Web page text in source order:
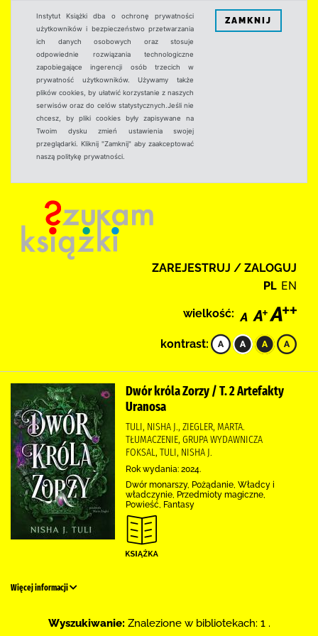
Instytut Książki dba o ochronę prywatności
użytkowników i bezpieczeństwo przetwarzania
ich danych osobowych oraz stosuje
odpowiednie rozwiązania technologiczne
zapobiegające ingerencji osób trzecich w
prywatność użytkowników. Używamy także
plików cookies, by ułatwić korzystanie z naszych
serwisów oraz do celów statystycznych.Jeśli nie
chcesz, by pliki cookies były zapisywane na
Twoim dysku zmień ustawienia swojej
przeglądarki. Kliknij "Zamknij" aby zaakceptować
naszą politykę prywatności.
ZAMKNIJ
ZAREJESTRUJ / ZALOGUJ
PL EN
wielkość:
kontrast:
Dwór króla Zorzy / T. 2 Artefakty
Uranosa
TULI, NISHA J., ZIEGLER, MARTA.
TŁUMACZENIE, GRUPA WYDAWNICZA
FOKSAL, TULI, NISHA J.
Rok wydania: 2024.
Dwór monarszy, Pożądanie, Władcy i
władczynie, Przedmioty magiczne,
Powieść, Fantasy
Więcej informacji
Wyszukiwanie: Znalezione w bibliotekach: 1 .